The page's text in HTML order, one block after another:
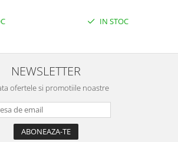
IN STOC
NEWSLETTER
ofertele si promotiile noastre